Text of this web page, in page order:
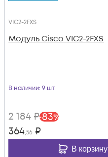
VIC2-2FXS
Модуль Cisco VIC2-2FXS
В наличии: 9 шт
2 184 ₽-83%
364,56 ₽
В корзину